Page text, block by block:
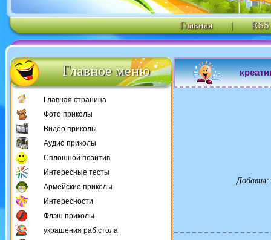
Главная | RSS
Главное меню
Главная страница
Фото приколы
Видео приколы
Аудио приколы
Сплошной позитив
Интересные тесты
Армейские приколы
Интересности
Флэш приколы
украшения раб.стола
Добавил: